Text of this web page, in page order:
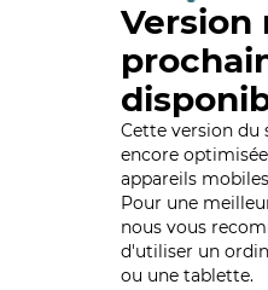
Version
Cette version du
encore
appareils
Pour une
nous vous
d'utiliser un
ou une tablette.